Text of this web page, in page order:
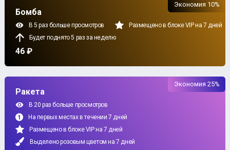
Бомба
В 5 раз больше просмотров
Размещено в блоке VIP на 7 дней
Будет поднято 5 раз за неделю
46 ₽
Экономия 10%
Ракета
В 20 раз больше просмотров
На первых местах в течении 7 дней
Размещено в блоке VIP на 7 дней
Выделено розовым цветом на 7 дней
Экономия 25%